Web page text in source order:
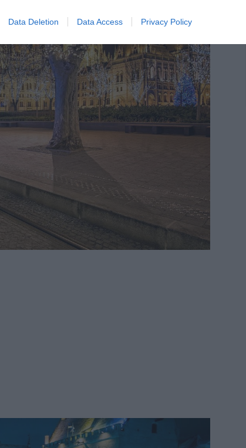
Data Deletion Data Access Privacy Policy